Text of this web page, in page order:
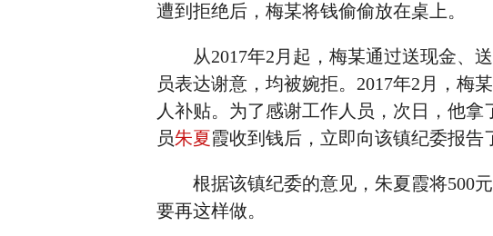
遭到拒绝后，梅某将钱偷偷放在桌上。
从2017年2月起，梅某通过送现金、送
员表达谢意，均被婉拒。2017年2月，梅
人补贴。为了感谢工作人员，次日，他
员朱夏霞收到钱后，立即向该镇纪委报告
根据该镇纪委的意见，朱夏霞将500元
要再这样做。